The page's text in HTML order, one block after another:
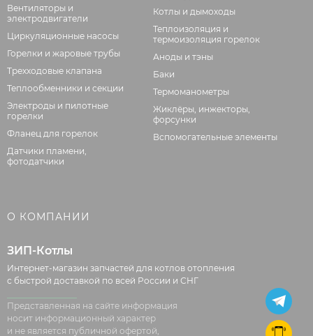
Вентиляторы и
электродвигатели
Циркуляционные насосы
Горелки и жаровые трубы
Трехходовые клапана
Теплообменники и секции
Электроды и пилотные
горелки
Фланец для горелок
Датчики пламени,
фотодатчики
Котлы и дымоходы
Теплоизоляция и
термоизоляция горелок
Аноды и тэны
Баки
Термоманометры
Жиклёры, инжекторы,
форсунки
Вспомогательные элементы
О КОМПАНИИ
ЗИП-Котлы
Интернет-магазин запчастей для котлов отопления
с быстрой доставкой по всей России и СНГ
Представленная на сайте информация
носит информационный характер
и не является публичной офертой,